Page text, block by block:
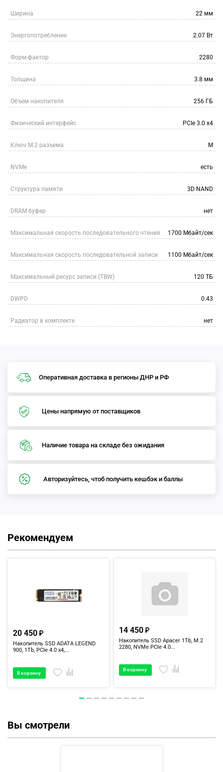
Ширина 22 мм
Энергопотребление 2.07 Вт
Форм-фактор 2280
Толщина 3.8 мм
Объем накопителя 256 ГБ
Физический интерфейс PCIe 3.0 x4
Ключ M.2 разъема M
NVMe есть
Структура памяти 3D NAND
DRAM буфер нет
Максимальная скорость последовательного чтения 1700 Мбайт/сек
Максимальная скорость последовательной записи 1100 Мбайт/сек
Максимальный ресурс записи (TBW) 120 ТБ
DWPD 0.43
Радиатор в комплекте нет
Оперативная доставка в регионы ДНР и РФ
Цены напрямую от поставщиков
Наличие товара на складе без ожидания
Авторизуйтесь, чтоб получить кешбэк и баллы
Рекомендуем
20 450
Накопитель SSD ADATA LEGEND
900, 1Tb, PCIe 4.0 x4,...
В корзину
14 450
Накопитель SSD Apacer 1Tb, M.2
2280, NVMe PCIe 4.0...
В корзину
Вы смотрели